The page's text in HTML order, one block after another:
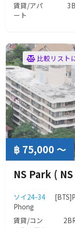
賃貸/アパ
ート
比較リスト
฿ 75,000 ～
ソイ24-34
Phong
賃貸/コン